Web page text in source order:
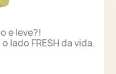
e leve?!
lado FRESH da vida.